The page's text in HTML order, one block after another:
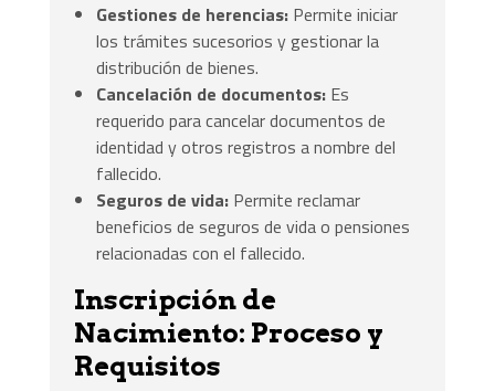
Gestiones de herencias: Permite iniciar
los trámites sucesorios y gestionar la
distribución de bienes.
Cancelación de documentos: Es
requerido para cancelar documentos de
identidad y otros registros a nombre del
fallecido.
Seguros de vida: Permite reclamar
beneficios de seguros de vida o pensiones
relacionadas con el fallecido.
Inscripción de
Nacimiento: Proceso y
Requisitos